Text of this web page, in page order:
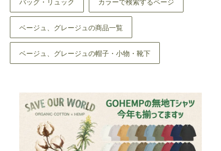
バッグ・リュック カラーで検索するページ
ベージュ、グレージュの商品一覧
ベージュ、グレージュの帽子・小物・靴下